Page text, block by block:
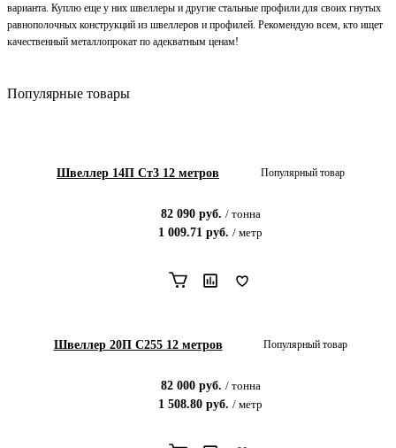
варианта. Куплю еще у них швеллеры и другие стальные профили для своих гнутых
равнополочных конструкций из швеллеров и профилей. Рекомендую всем, кто ищет
качественный металлопрокат по адекватным ценам!
Популярные товары
Швеллер 14П Ст3 12 метров Популярный товар
82 090руб. / тонна
1 009.71 руб. / метр
Швеллер 20П С255 12 метров Популярный товар
82 000руб. / тонна
1 508.80 руб. / метр